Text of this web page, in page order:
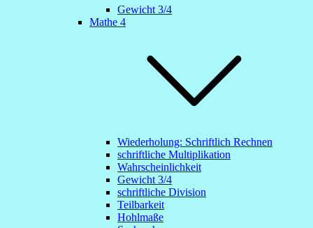
Gewicht 3/4
Mathe 4
Wiederholung: Schriftlich Rechnen
schriftliche Multiplikation
Wahrscheinlichkeit
Gewicht 3/4
schriftliche Division
Teilbarkeit
Hohlmaße